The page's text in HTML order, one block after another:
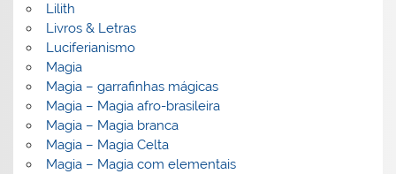
Lilith
Livros & Letras
Luciferianismo
Magia
Magia – garrafinhas mágicas
Magia – Magia afro-brasileira
Magia – Magia branca
Magia – Magia Celta
Magia – Magia com elementais